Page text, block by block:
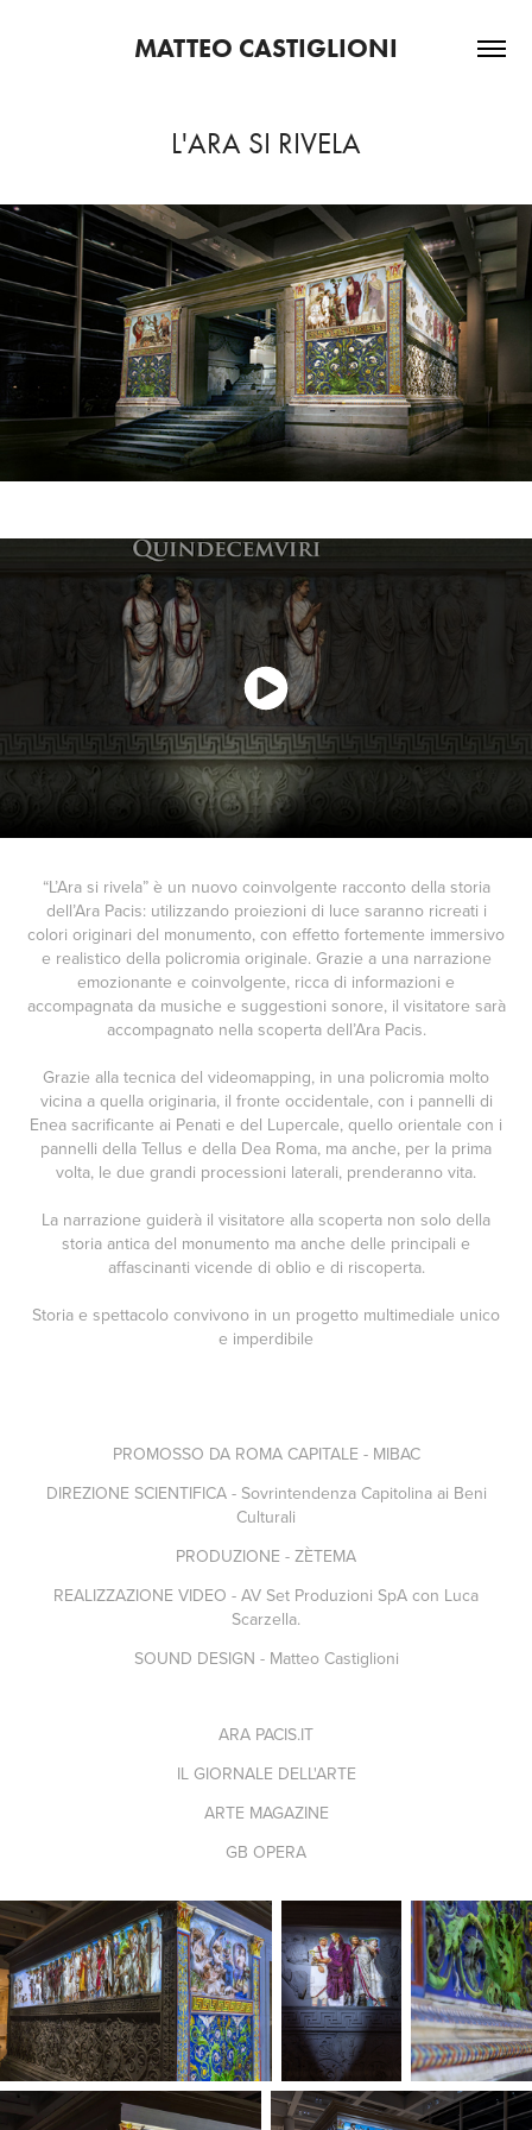
MATTEO CASTIGLIONI
L'ARA SI RIVELA
“L’Ara si rivela” è un nuovo coinvolgente racconto della storia
dell’Ara Pacis: utilizzando proiezioni di luce saranno ricreati i
colori originari del monumento, con effetto fortemente immersivo
e realistico della policromia originale. Grazie a una narrazione
emozionante e coinvolgente, ricca di informazioni e
accompagnata da musiche e suggestioni sonore, il visitatore sarà
accompagnato nella scoperta dell’Ara Pacis.
Grazie alla tecnica del videomapping, in una policromia molto
vicina a quella originaria, il fronte occidentale, con i pannelli di
Enea sacrificante ai Penati e del Lupercale, quello orientale con i
pannelli della Tellus e della Dea Roma, ma anche, per la prima
volta, le due grandi processioni laterali, prenderanno vita.
La narrazione guiderà il visitatore alla scoperta non solo della
storia antica del monumento ma anche delle principali e
affascinanti vicende di oblio e di riscoperta.
Storia e spettacolo convivono in un progetto multimediale unico
e imperdibile
PROMOSSO DA ROMA CAPITALE - MIBAC
DIREZIONE SCIENTIFICA - Sovrintendenza Capitolina ai Beni
Culturali
PRODUZIONE - ZÈTEMA
REALIZZAZIONE VIDEO - AV Set Produzioni SpA con Luca
Scarzella.
SOUND DESIGN - Matteo Castiglioni
ARA PACIS.IT
IL GIORNALE DELL'ARTE
ARTE MAGAZINE
GB OPERA